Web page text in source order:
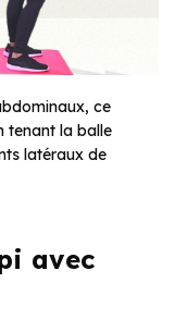
ce
tenant la balle
latéraux de
avec